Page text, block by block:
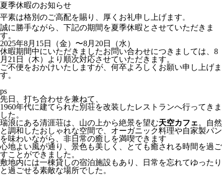
夏季休暇のお知らせ
平素は格別のご高配を賜り、厚くお礼申し上げます。
誠に勝手ながら、下記の期間を夏季休暇とさせていただきま
す。
2025年8月15日（金）〜8月20日（水）
休暇期間中にいただきましたお問い合わせにつきましては、8
月21日（木）より順次対応させていただきます。
ご不便をおかけいたしますが、何卒よろしくお願い申し上げま
す。
ps
先日、打ち合わせを兼ねて、
1960年代に建てられた別荘を改装したレストランへ行ってきま
した。
瑞浪にある清涯荘は、山の上から絶景を望む天空カフェ。自然
と調和したおしゃれな空間で、オーガニック料理や自家製パン
を味わいながら、非日常の癒しを満喫できます
心地よい風が通り、景色も美しく、とても癒される時間を過ご
すことができました。
敷地内には一棟貸しの宿泊施設もあり、日常を忘れてゆったり
と過ごせる素敵な場所でした。